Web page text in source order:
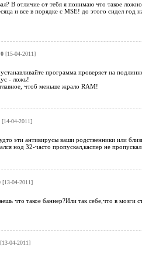
В отличие от тебя я понимаю что такое
и все в порядке c MSE! до этого сидел год
[15-04-2011]
программа проверяет на
- ложь!
чтоб меньше жрало RAM!
[14-04-2011]
эти антивирусы ваши родственники или
нод 32-часто пропускал,каспер не
[13-04-2011]
что такое баннер?Или так себе,что в мозги
04-2011]